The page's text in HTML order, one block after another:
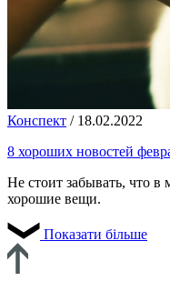
Конспект / 18.02.2022
8 хороших новостей
Не стоит забывать, что
хорошие вещи.
Показати більше